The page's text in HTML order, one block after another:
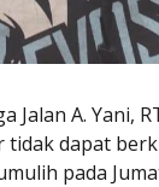
Jalan A. Yani,
tidak dapat
pada